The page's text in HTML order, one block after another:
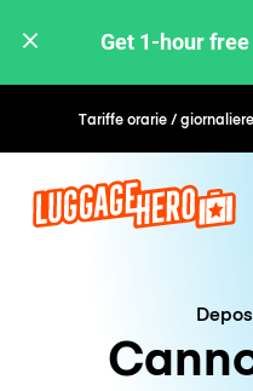
Get 1-hour
Tariffe orarie / giornaliere